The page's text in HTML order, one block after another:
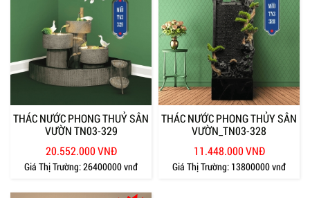
THÁC NƯỚC PHONG THUỶ SÂN
VƯỜN TN03-329
20.552.000 VNĐ
Giá Thị Trường:26400000 vnđ
THÁC NƯỚC PHONG THỦY SÂN
VƯỜN_TN03-328
11.448.000 VNĐ
Giá Thị Trường: 13800000 vnđ